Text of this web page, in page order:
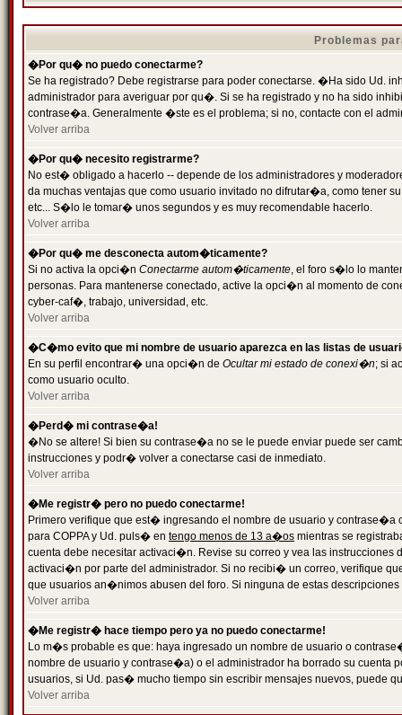
Problemas
�Por qu� no puedo conectarme?
Se ha registrado? Debe registrarse para poder conectarse. �Ha sido Ud.
administrador para averiguar por qu�. Si se ha registrado y no ha sido
contrase�a. Generalmente �ste es el problema; si no, contacte con el
Volver arriba
�Por qu� necesito registrarme?
No est� obligado a hacerlo -- depende de los administradores y
da muchas ventajas que como usuario invitado no difrutar�a, como tener
etc... S�lo le tomar� unos segundos y es muy recomendable hacerlo.
Volver arriba
�Por qu� me desconecta autom�ticamente?
Si no activa la opci�n Conectarme autom�ticamente, el foro s�lo lo
personas. Para mantenerse conectado, active la opci�n al momento de
cyber-caf�, trabajo, universidad, etc.
Volver arriba
�C�mo evito que mi nombre de usuario aparezca en las listas de
En su perfil encontrar� una opci�n de Ocultar mi estado de conexi�n; si
como usuario oculto.
Volver arriba
�Perd� mi contrase�a!
�No se altere! Si bien su contrase�a no se le puede enviar puede ser
instrucciones y podr� volver a conectarse casi de inmediato.
Volver arriba
�Me registr� pero no puedo conectarme!
Primero verifique que est� ingresando el nombre de usuario y
para COPPA y Ud. puls� en tengo menos de 13 a�os mientras se
cuenta debe necesitar activaci�n. Revise su correo y vea las
activaci�n por parte del administrador. Si no recibi� un correo, verifique
que usuarios an�nimos abusen del foro. Si ninguna de estas
Volver arriba
�Me registr� hace tiempo pero ya no puedo conectarme!
Lo m�s probable es que: haya ingresado un nombre de usuario o
nombre de usuario y contrase�a) o el administrador ha borrado su
usuarios, si Ud. pas� mucho tiempo sin escribir mensajes nuevos, puede
Volver arriba